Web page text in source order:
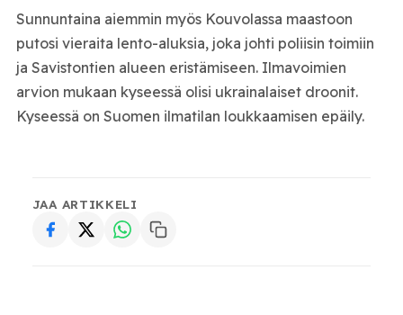
Sunnuntaina aiemmin myös Kouvolassa maastoon
putosi vieraita lento-aluksia, joka johti poliisin toimiin
ja Savistontien alueen eristämiseen. Ilmavoimien
arvion mukaan kyseessä olisi ukrainalaiset droonit.
Kyseessä on Suomen ilmatilan loukkaamisen epäily.
JAA ARTIKKELI